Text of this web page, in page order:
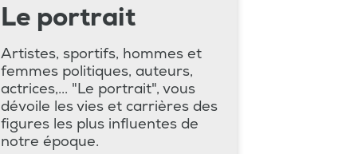
Le portrait
Artistes, sportifs, hommes et
femmes politiques, auteurs,
actrices,... "Le portrait", vous
dévoile les vies et carrières des
figures les plus influentes de
notre époque.